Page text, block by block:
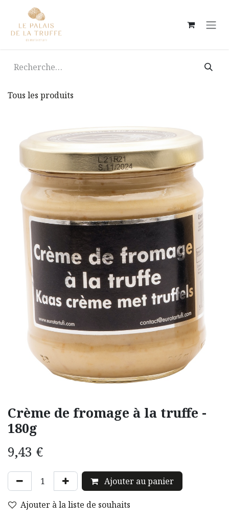
Se rendre au contenu
Tous les produits
Crème de fromage à la truffe -
180g
9,43 €
Ajouter au panier
Ajouter à la liste de souhaits